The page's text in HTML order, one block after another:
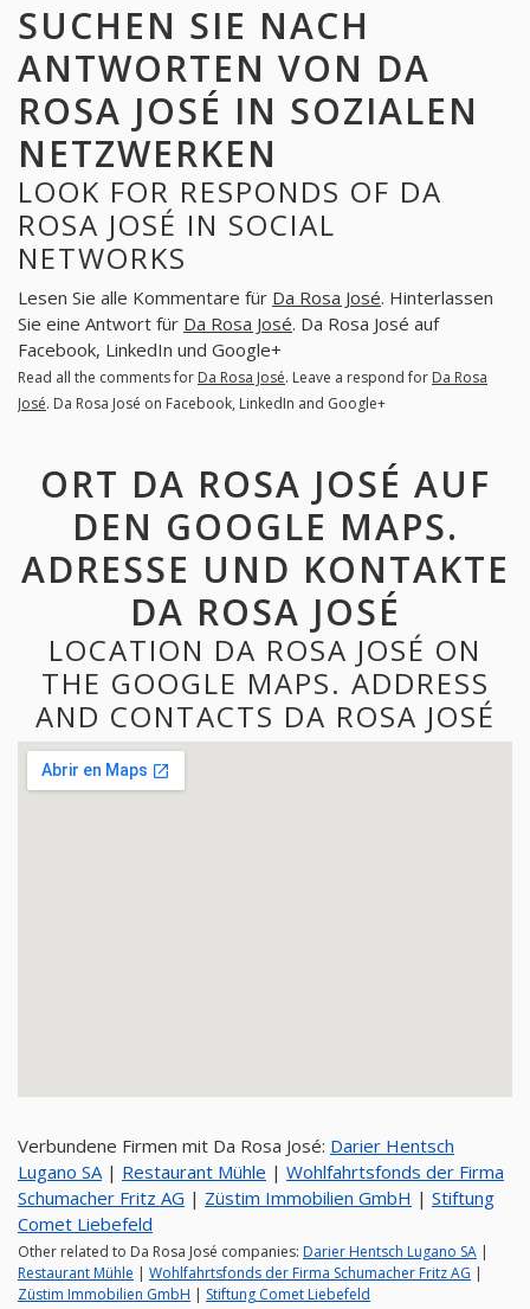
SUCHEN SIE NACH
ANTWORTEN VON DA
ROSA JOSÉ IN SOZIALEN
NETZWERKEN
LOOK FOR RESPONDS OF DA
ROSA JOSÉ IN SOCIAL
NETWORKS
Lesen Sie alle Kommentare für Da Rosa José. Hinterlassen
Sie eine Antwort für Da Rosa José. Da Rosa José auf
Facebook, LinkedIn und Google+
Read all the comments for Da Rosa José. Leave a respond for Da Rosa
José. Da Rosa José on Facebook, LinkedIn and Google+
ORT DA ROSA JOSÉ AUF
DEN GOOGLE MAPS.
ADRESSE UND KONTAKTE
DA ROSA JOSÉ
LOCATION DA ROSA JOSÉ ON
THE GOOGLE MAPS. ADDRESS
AND CONTACTS DA ROSA JOSÉ
Verbundene Firmen mit Da Rosa José: Darier Hentsch
Lugano SA | Restaurant Mühle | Wohlfahrtsfonds der Firma
Schumacher Fritz AG | Züstim Immobilien GmbH | Stiftung
Comet Liebefeld
Other related to Da Rosa José companies: Darier Hentsch Lugano SA |
Restaurant Mühle | Wohlfahrtsfonds der Firma Schumacher Fritz AG |
Züstim Immobilien GmbH | Stiftung Comet Liebefeld